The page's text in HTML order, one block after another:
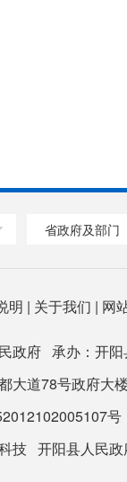
省政府及部门
明 | 关于我们 | 网
政府 承办：开
大道78号政府
号
技 开阳县人民